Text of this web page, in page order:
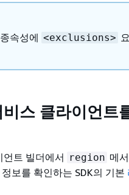
속성에 <exclusions>
스 클라이언트
트 빌더에서 region 메
보를 확인하는 SDK의 기본